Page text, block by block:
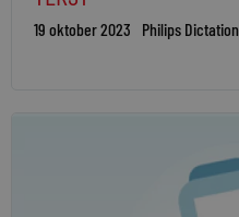
19 oktober 2023 Philips Dictation